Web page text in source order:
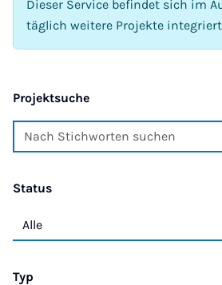
Dieser Service befindet sich im
täglich weitere Projekte
Projektsuche
Status
Typ